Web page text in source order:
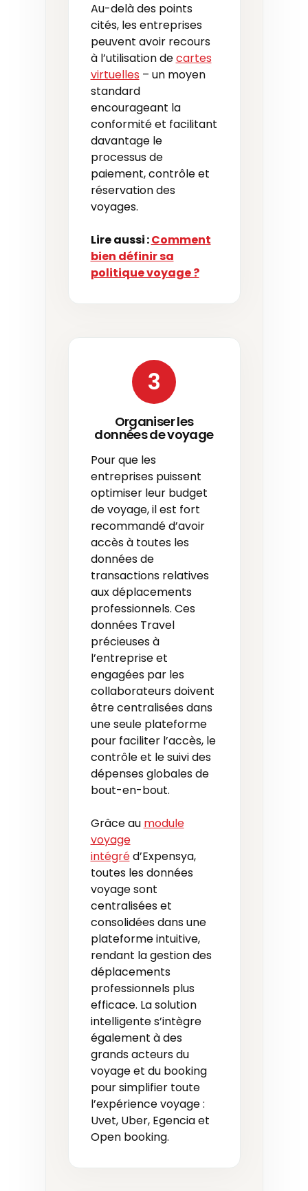
Au-delà des points
cités, les entreprises
peuvent avoir recours
à l’utilisation decartes
virtuelles – un moyen
standard
encourageant la
conformité et facilitant
davantage le
processus de
paiement, contrôle et
réservation des
voyages.
Lire aussi :Comment
bien définir sa
politique voyage ?
3
Organiser les
données de voyage
Pour que les
entreprises puissent
optimiser leur budget
de voyage, il est fort
recommandé d’avoir
accès à toutes les
données de
transactions relatives
aux déplacements
professionnels. Ces
données Travel
précieuses à
l’entreprise et
engagées par les
collaborateurs doivent
être centralisées dans
une seule plateforme
pour faciliter l’accès, le
contrôle et le suivi des
dépenses globales de
bout-en-bout.
Grâce au module
voyage
intégréd’Expensya,
toutes les données
voyage sont
centralisées et
consolidées dans une
plateforme intuitive,
rendant la gestion des
déplacements
professionnels plus
efficace. La solution
intelligente s’intègre
également à des
grands acteurs du
voyage et du booking
pour simplifier toute
l’expérience voyage :
Uvet, Uber, Egencia et
Open booking.